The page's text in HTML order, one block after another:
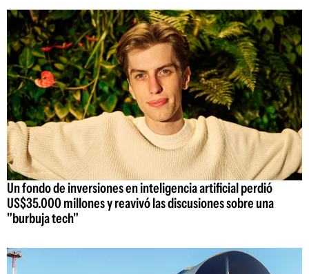
Un fondo de inversiones en inteligencia artificial perdió
US$35.000 millones y reavivó las discusiones sobre una
"burbuja tech"